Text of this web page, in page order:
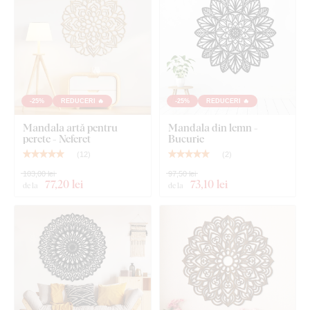
Montajul produsului este foarte simplu :) Pentru agățarea
produsului recomandăm utilizarea unei benzi din spumă sau a
unor mici cuie. Simplu, fără nicio găurire.
Aceste accesorii le puteți achiziționa comoddirect din
Cantitatea de bandă din spumă vă este recomandată automat
pentru fiecare dimensiune a produsului. Dacă doriți să
simplificați montajul și mai mult,
vă putem aplica profesional
selectați această opțiune în ofertă.
La dimensiuni mai mari, produsul poate fi agățat și cu ajutorul
adezivului de montaj
Calitate din lemn care durează ani de
zile
-25% REDUCERI 🔥
Mandala artă pentru
perete - Neferet
( 12)
de la 77,20 lei
103,00 lei
-25% REDUCERI 🔥
Mandala din lemn -
Bucurie
( 2)
de la 73,10 lei
97,50 lei